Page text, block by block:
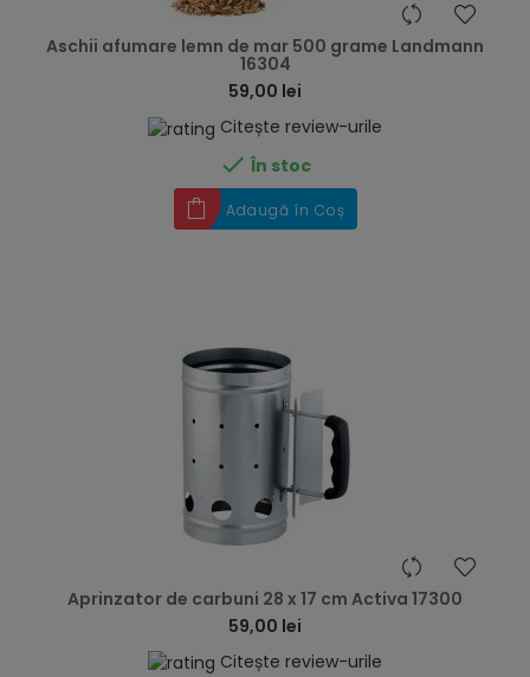
Aschii afumare lemn de mar 500 grame Landmann
16304
59,00 lei
Citește review-urile
 În stoc
Adaugă în Coș
Aprinzator de carbuni 28 x 17 cm Activa 17300
59,00 lei
Citește review-urile